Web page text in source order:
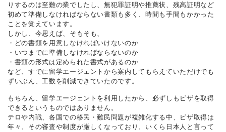
りするのは至難の業でしたし、無犯罪証明や推薦状、残高証明など
初めて準備しなければならない書類も多く、時間も手間もかかった
ことを覚えています。
しかし、今思えば、そもそも、
・どの書類を用意しなければいけないのか
・いつまでに準備しなければならないのか
・書類の形式は定められた書式があるのか
など、すでに留学エージェントから案内してもらえていただけでも
ずいぶん、工数を削減できていたのです。
もちろん、留学エージェントを利用したから、必ずしもビザを取得
できるというものではありません。
テロや内戦、各国での移民・難民問題が複雑化する中、ビザ取得は
年々、その審査や制度が厳しくなっており、いくら日本人と言って